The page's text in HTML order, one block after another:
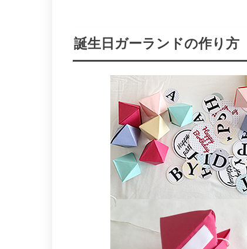
誕生日ガーランドの作り方